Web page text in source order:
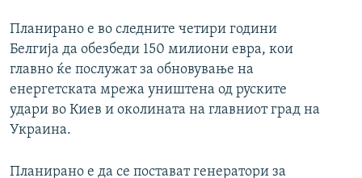
Планирано е во следните четири години
Белгија да обезбеди 150 милиони евра, кои
главно ќе послужат за обновување на
енергетската мрежа уништена од руските
удари во Киев и околината на главниот град на
Украина.
Планирано е да се постават генератори за